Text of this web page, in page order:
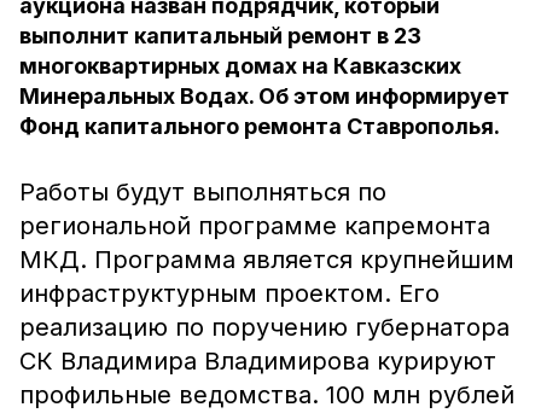
аукциона назван подрядчик, который
выполнит капитальный ремонт в 23
многоквартирных домах на Кавказских
Минеральных Водах. Об этом информирует
Фонд капитального ремонта Ставрополья.
Работы будут выполняться по
региональной программе капремонта
МКД. Программа является крупнейшим
инфраструктурным проектом. Его
реализацию по поручению губернатора
СК Владимира Владимирова курируют
профильные ведомства. 100 млн рублей